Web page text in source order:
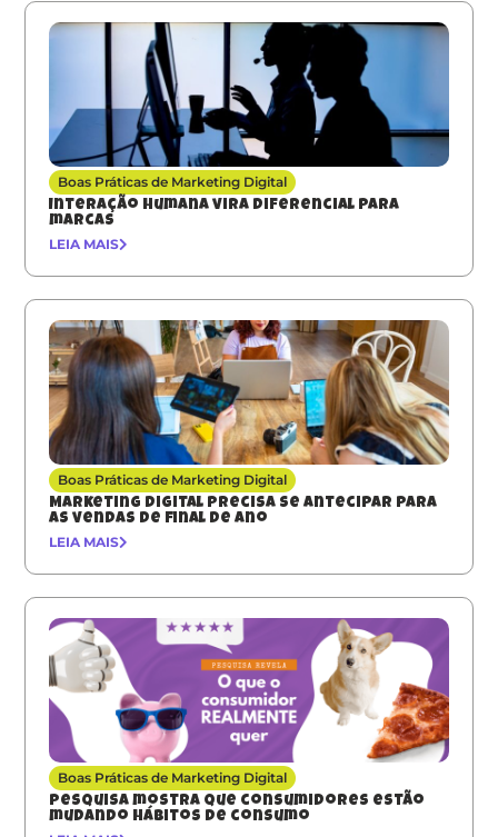
Boas Práticas de Marketing Digital
Interação humana vira diferencial para
marcas
LEIA MAIS
Boas Práticas de Marketing Digital
Marketing digital precisa se antecipar para
as vendas de final de ano
LEIA MAIS
Boas Práticas de Marketing Digital
Pesquisa mostra que consumidores estão
mudando hábitos de consumo